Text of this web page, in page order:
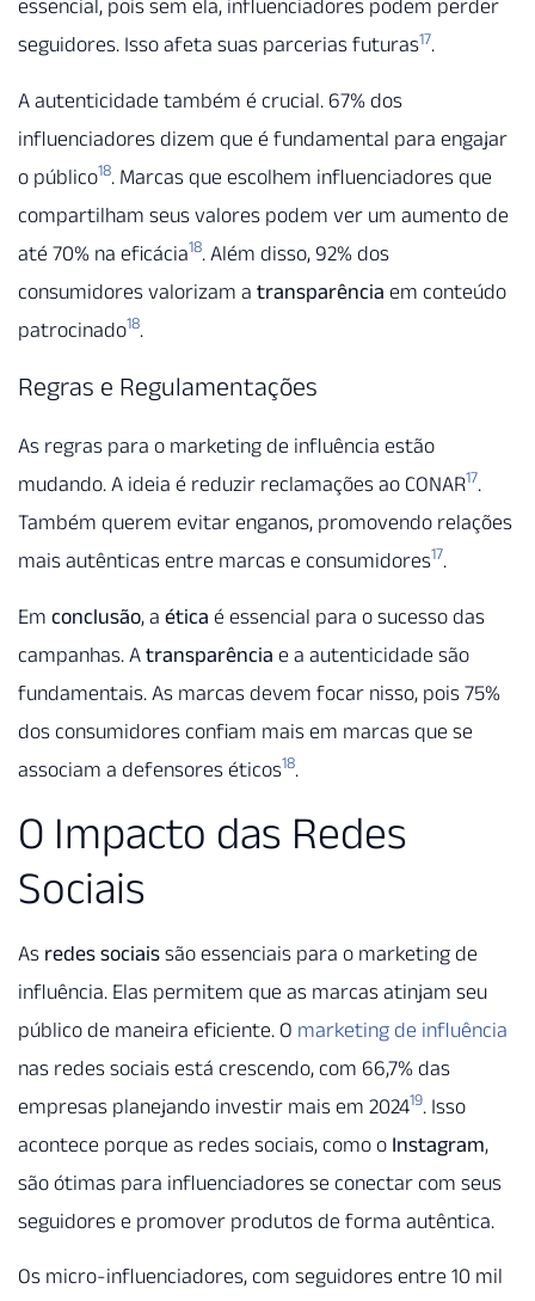
essencial, pois sem ela, influenciadores podem perder
seguidores. Isso afeta suas parcerias futuras17.
A autenticidade também é crucial. 67% dos
influenciadores dizem que é fundamental para engajar
o público18. Marcas que escolhem influenciadores que
compartilham seus valores podem ver um aumento de
até 70% na eficácia18. Além disso, 92% dos
consumidores valorizam a transparência em conteúdo
patrocinado18.
Regras e Regulamentações
As regras para o marketing de influência estão
mudando. A ideia é reduzir reclamações ao CONAR17.
Também querem evitar enganos, promovendo relações
mais autênticas entre marcas e consumidores17.
Em conclusão, a ética é essencial para o sucesso das
campanhas. A transparência e a autenticidade são
fundamentais. As marcas devem focar nisso, pois 75%
dos consumidores confiam mais em marcas que se
associam a defensores éticos18.
O Impacto das Redes
Sociais
As redes sociais são essenciais para o marketing de
influência. Elas permitem que as marcas atinjam seu
público de maneira eficiente. O marketing de influência
nas redes sociais está crescendo, com 66,7% das
empresas planejando investir mais em 202419. Isso
acontece porque as redes sociais, como o Instagram,
são ótimas para influenciadores se conectar com seus
seguidores e promover produtos de forma autêntica.
Os micro-influenciadores, com seguidores entre 10 mil